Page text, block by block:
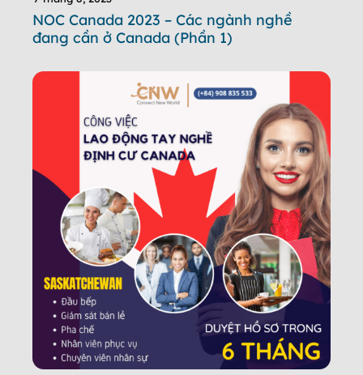
NOC Canada 2023 – Các ngành nghề
đang cần ở Canada (Phần 1)